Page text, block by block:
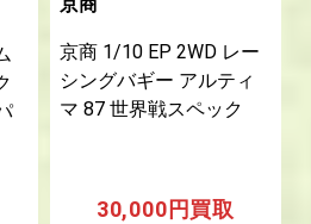
京商
京商 1/10 EP 2WD レー
シングバギー アルティ
マ 87 世界戦スペック
30,000円買取